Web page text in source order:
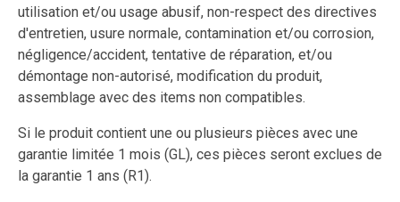
utilisation et/ou usage abusif, non-respect des directives
d'entretien, usure normale, contamination et/ou corrosion,
négligence/accident, tentative de réparation, et/ou
démontage non-autorisé, modification du produit,
assemblage avec des items non compatibles.
Si le produit contient une ou plusieurs pièces avec une
garantie limitée 1 mois (GL), ces pièces seront exclues de
la garantie 1 ans (R1).